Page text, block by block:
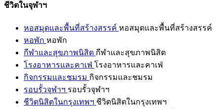
ชีวิตในจุฬาฯ
หอสมุดและพื้นที่สร้างสรรค์ หอสมุดและพื้นที่สร้างสรรค์
หอพัก หอพัก
กีฬาและสุขภาพนิสิต กีฬาและสุขภาพนิสิต
โรงอาหารและคาเฟ่ โรงอาหารและคาเฟ่
กิจกรรมและชมรม กิจกรรมและชมรม
รอบรั้วจุฬาฯ รอบรั้วจุฬาฯ
ชีวิตนิสิตในกรุงเทพฯ ชีวิตนิสิตในกรุงเทพฯ